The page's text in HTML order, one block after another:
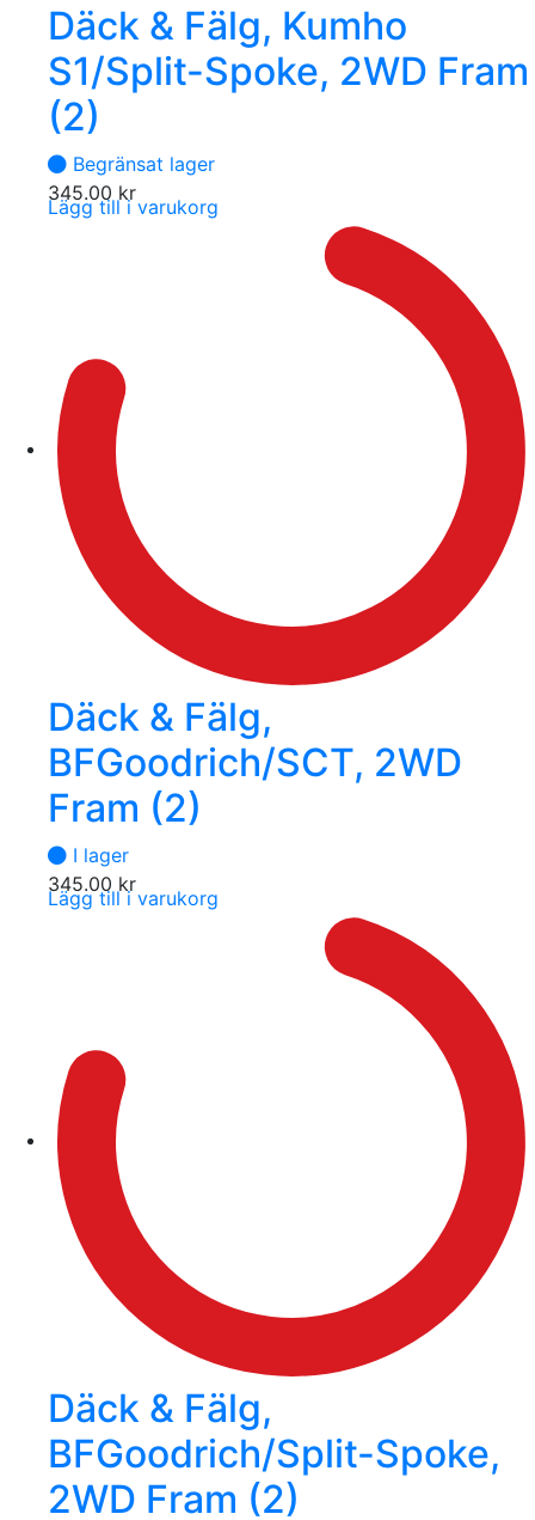
Däck & Fälg, Kumho
S1/Split-Spoke, 2WD Fram
(2)
Begränsat lager
345.00 kr
Lägg till i varukorg
Däck & Fälg,
BFGoodrich/SCT, 2WD
Fram (2)
I lager
345.00 kr
Lägg till i varukorg
Däck & Fälg,
BFGoodrich/Split-Spoke,
2WD Fram (2)